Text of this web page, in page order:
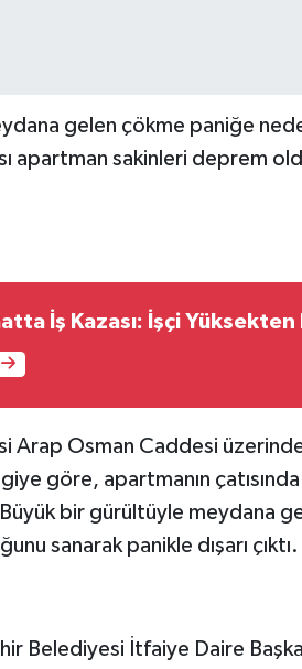
gelen çökme paniğe
apartman sakinleri deprem
İş Kazası: İşçi Yüksekten
Arap Osman Caddesi
göre, apartmanın
bir gürültüyle meydana
sanarak panikle dışarı çıktı.
Belediyesi İtfaiye Daire